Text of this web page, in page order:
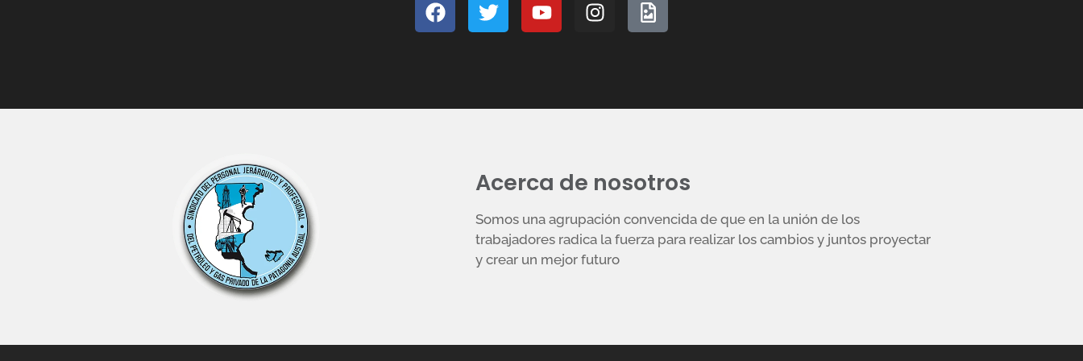
Acerca de nosotros
Somos una agrupación convencida de que en la unión de los
trabajadores radica la fuerza para realizar los cambios y juntos proyectar
y crear un mejor futuro